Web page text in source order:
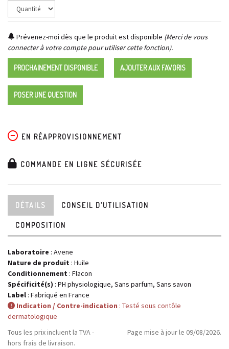
Prévenez-moi dès que le produit est disponible (Merci de vous
connecter à votre compte pour utiliser cette fonction).
PROCHAINEMENT DISPONIBLE AJOUTER AUX FAVORIS
POSER UNE QUESTION
EN RÉAPPROVISIONNEMENT
COMMANDE EN LIGNE SÉCURISÉE
DÉTAILS CONSEIL D’UTILISATION
COMPOSITION
Laboratoire : Avene
Nature de produit : Huile
Conditionnement : Flacon
Spécificité(s) : PH physiologique, Sans parfum, Sans savon
Label : Fabriqué en France
Indication / Contre-indication : Testé sous contôle
dermatologique
Tous les prix incluent la TVA -
hors frais de livraison.
Page mise à jour le 09/08/2026.